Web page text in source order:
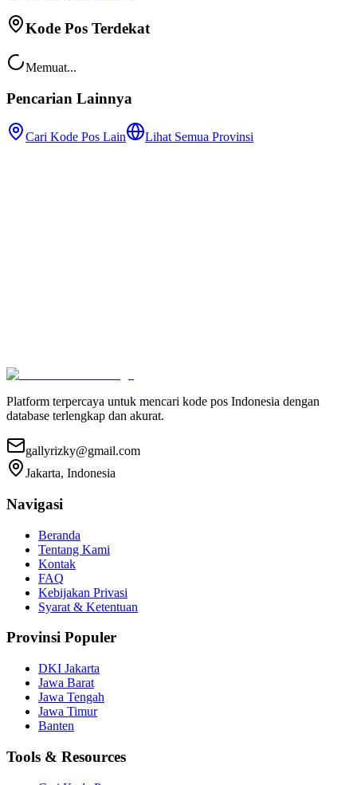
Kode Pos Terdekat
Memuat...
Pencarian Lainnya
Cari Kode Pos Lain Lihat Semua Provinsi
Platform terpercaya untuk mencari kode pos Indonesia dengan
database terlengkap dan akurat.
gallyrizky@gmail.com
Jakarta, Indonesia
Navigasi
Beranda
Tentang Kami
Kontak
FAQ
Kebijakan Privasi
Syarat & Ketentuan
Provinsi Populer
DKI Jakarta
Jawa Barat
Jawa Tengah
Jawa Timur
Banten
Tools & Resources